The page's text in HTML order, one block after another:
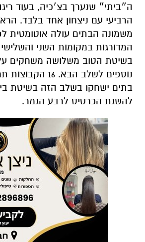
ה״ביתי״ שנערך בצ׳כיה, בעוד
הרביעי עם ניצחון אחד בלבד.
משמונה הבתים עולה אוטומטית
המדורגות במקומות השני
נוספים לשלב הבא.
בתים ישחקו בשלב הזה בשיטת
להשגת הכרטיס לרבע הגמר.